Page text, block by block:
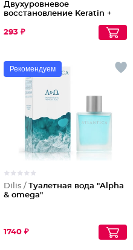
Двухуровневое
восстановление Keratin +
293 ₽
Рекомендуем
Dilis / Туалетная вода "Alpha
& omega"
1740 ₽